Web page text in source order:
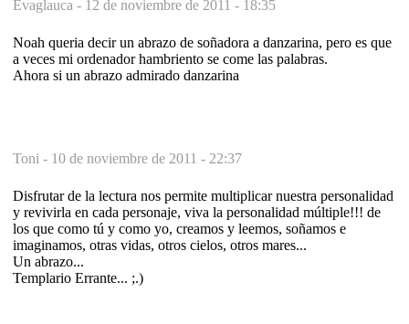
Evaglauca - 12 de noviembre de 2011 - 18:35
Noah queria decir un abrazo de soñadora a danzarina, pero es que
a veces mi ordenador hambriento se come las palabras.
Ahora si un abrazo admirado danzarina
Toni - 10 de noviembre de 2011 - 22:37
Disfrutar de la lectura nos permite multiplicar nuestra personalidad
y revivirla en cada personaje, viva la personalidad múltiple!!! de
los que como tú y como yo, creamos y leemos, soñamos e
imaginamos, otras vidas, otros cielos, otros mares...
Un abrazo...
Templario Errante... ;.)